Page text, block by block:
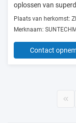
oplossen van
Merknaam:
Contact